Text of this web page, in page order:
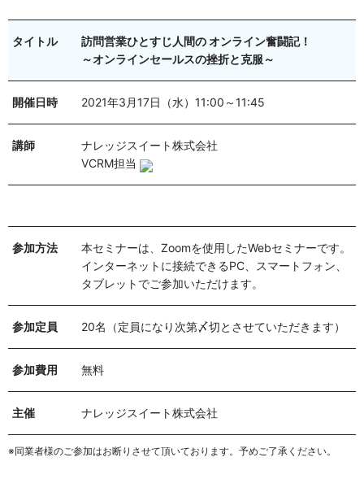
タイトル
訪問営業ひとすじ人間の オンライン奮闘記！
～オンラインセールスの挫折と克服～
開催日時 2021年3月17日（水）11:00～11:45
講師
ナレッジスイート株式会社
VCRM担当
参加方法
本セミナーは、Zoomを使用したWebセミナーです。
インターネットに接続できるPC、スマートフォン、
タブレットでご参加いただけます。
参加定員 20名（定員になり次第〆切とさせていただきます）
参加費用 無料
主催 ナレッジスイート株式会社
※同業者様のご参加はお断りさせて頂いております。予めご了承ください。